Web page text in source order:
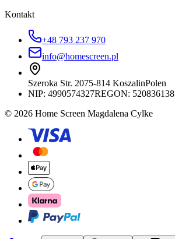
Kontakt
+48 793 237 970
info@homescreen.pl
Szeroka Str. 2075-814 KoszalinPolen
NIP: 4990574327REGON: 520836138
© 2026 Home Screen Magdalena Cylke